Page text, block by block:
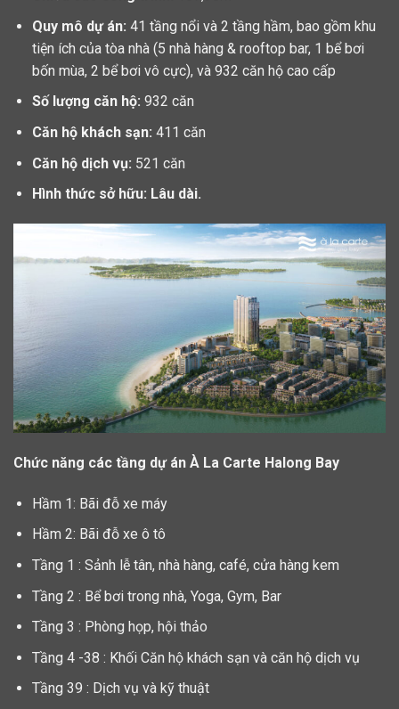
Quy mô dự án: 41 tầng nổi và 2 tầng hầm, bao gồm khu
tiện ích của tòa nhà (5 nhà hàng & rooftop bar, 1 bể bơi
bốn mùa, 2 bể bơi vô cực), và 932 căn hộ cao cấp
Số lượng căn hộ: 932 căn
Căn hộ khách sạn: 411 căn
Căn hộ dịch vụ: 521 căn
Hình thức sở hữu: Lâu dài.
Chức năng các tầng dự án À La Carte Halong Bay
Hầm 1: Bãi đỗ xe máy
Hầm 2: Bãi đỗ xe ô tô
Tầng 1 : Sảnh lễ tân, nhà hàng, café, cửa hàng kem
Tầng 2 : Bể bơi trong nhà, Yoga, Gym, Bar
Tầng 3 : Phòng họp, hội thảo
Tầng 4 -38 : Khối Căn hộ khách sạn và căn hộ dịch vụ
Tầng 39 : Dịch vụ và kỹ thuật